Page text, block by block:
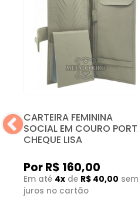
CARTEIRA FEMININA
SOCIAL EM COURO
CHEQUE LISA
Por R$ 160,00
Em até 4x de R$ 40,00 sem
juros no cartão